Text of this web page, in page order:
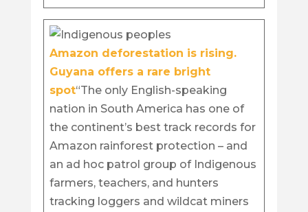
Amazon deforestation is rising.
Guyana offers a rare bright
spot“The only English-speaking
nation in South America has one of
the continent’s best track records for
Amazon rainforest protection – and
an ad hoc patrol group of Indigenous
farmers, teachers, and hunters
tracking loggers and wildcat miners